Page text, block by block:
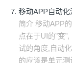
移动APP自动化
简介 移动APP
点在于UI的”变
试的角度,自动
的应该是单元